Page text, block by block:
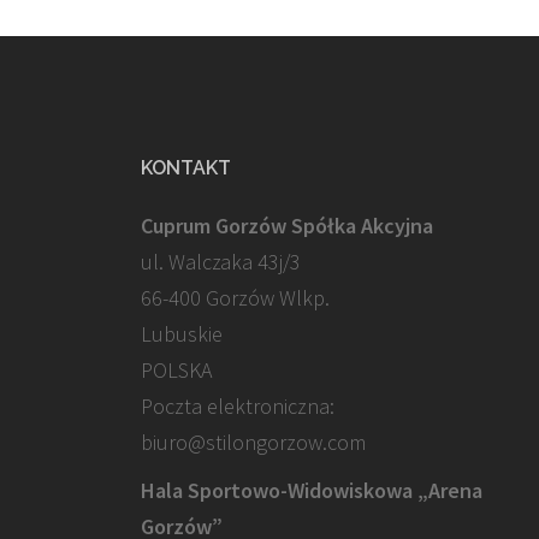
KONTAKT
Cuprum Gorzów Spółka Akcyjna
ul. Walczaka 43j/3
66-400 Gorzów Wlkp.
Lubuskie
POLSKA
Poczta elektroniczna:
biuro@stilongorzow.com
Hala Sportowo-Widowiskowa „Arena
Gorzów”